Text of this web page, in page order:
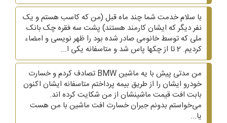
با سلام خدمت شما چند ماه قبل (من که کاسب هستم و یک
نفر دیگر که ایشان کارمند هستند) پشت سه فقره چک بانک
ملی که توسط خانومی صادر شده بود را ظهر نویسی و امضاء
کردیم. 2 تا از چکها پاس شد و متاسفانه یکی ا...
من مدتی پیش با یه ماشین BMW تصادف کردم و خسارت
خودرو ایشان را از طریق بیمه پرداختم متاسفانه ایشان اکنون
بابت افت قیمت ماشینشان از من شکایت کرده اند.
می‌خواستم بدونم جبران خسارت افت ماشین با من هست
یا...